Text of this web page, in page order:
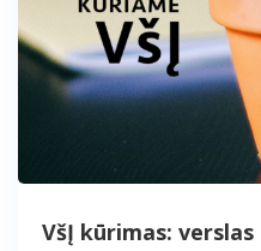
VšĮ kūrimas: